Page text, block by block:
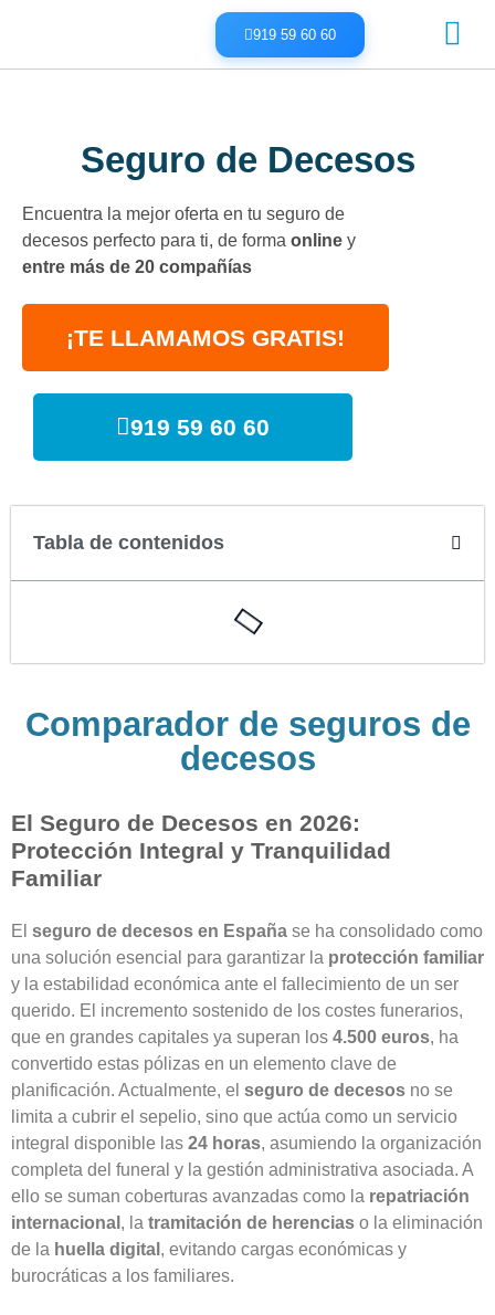
919 59 60 60
Seguro de Decesos
Encuentra la mejor oferta en tu seguro de
decesos perfecto para ti, de forma online y
entre más de 20 compañías
¡TE LLAMAMOS GRATIS!
919 59 60 60
Tabla de contenidos
Comparador de seguros de
decesos
El Seguro de Decesos en 2026:
Protección Integral y Tranquilidad
Familiar
El seguro de decesos en España se ha consolidado como
una solución esencial para garantizar la protección familiar
y la estabilidad económica ante el fallecimiento de un ser
querido. El incremento sostenido de los costes funerarios,
que en grandes capitales ya superan los 4.500 euros, ha
convertido estas pólizas en un elemento clave de
planificación. Actualmente, el seguro de decesos no se
limita a cubrir el sepelio, sino que actúa como un servicio
integral disponible las 24 horas, asumiendo la organización
completa del funeral y la gestión administrativa asociada. A
ello se suman coberturas avanzadas como la repatriación
internacional , la tramitación de herencias o la eliminación
de la huella digital , evitando cargas económicas y
burocráticas a los familiares.